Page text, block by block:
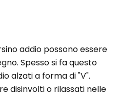
addio possono essere
Spesso si fa questo
alzati a forma di "V".
disinvolti o rilassati nelle